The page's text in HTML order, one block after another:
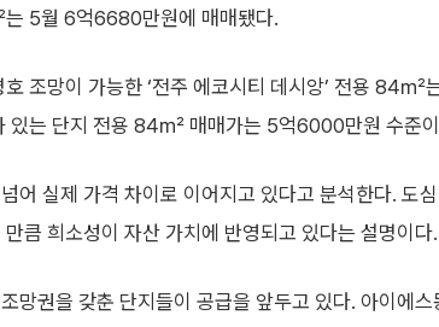
5월 6억6680만원에 매매됐다.
조망이 가능한 ‘전주 에코시티 데시앙’ 전용 84㎡
있는 단지 전용 84㎡ 매매가는 5억6000만원 수준
어 실제 가격 차이로 이어지고 있다고 분석한다. 도
큼 희소성이 자산 가치에 반영되고 있다는 설명이다.
망권을 갖춘 단지들이 공급을 앞두고 있다. 아이에스